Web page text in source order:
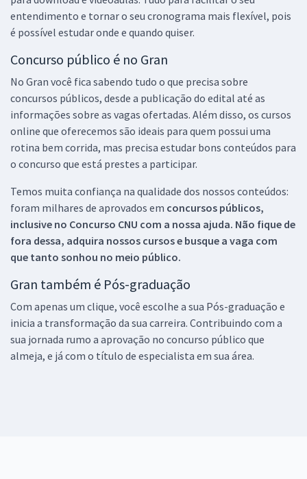
entendimento e tornar o seu cronograma mais flexível, pois
é possível estudar onde e quando quiser.
Concurso público é no Gran
No Gran você fica sabendo tudo o que precisa sobre
concursos públicos, desde a publicação do edital até as
informações sobre as vagas ofertadas. Além disso, os cursos
online que oferecemos são ideais para quem possui uma
rotina bem corrida, mas precisa estudar bons conteúdos para
o concurso que está prestes a participar.
Temos muita confiança na qualidade dos nossos conteúdos:
foram milhares de aprovados em concursos públicos,
inclusive no Concurso CNU com a nossa ajuda. Não fique de
fora dessa, adquira nossos cursos e busque a vaga com
que tanto sonhou no meio público.
Gran também é Pós-graduação
Com apenas um clique, você escolhe a sua Pós-graduação e
inicia a transformação da sua carreira. Contribuindo com a
sua jornada rumo a aprovação no concurso público que
almeja, e já com o título de especialista em sua área.